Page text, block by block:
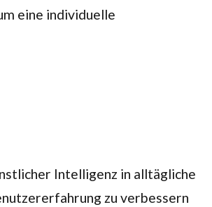
eine individuelle
Intelligenz in alltägliche
zu verbessern